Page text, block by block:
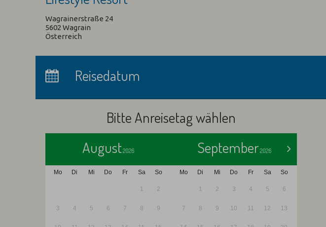
Wagrainerstraße 24
5602 Wagrain
Österreich
Übernachtungen:
Reisedatum
Bitte Anreisetag wählen
August2026
Mo Di Mi Do Fr Sa So
1 2
3 4 5 6 7 8 9
>
September2026
Mo Di Mi Do Fr Sa So
1 2 3 4 5 6
7 8 9 10 11 12 13